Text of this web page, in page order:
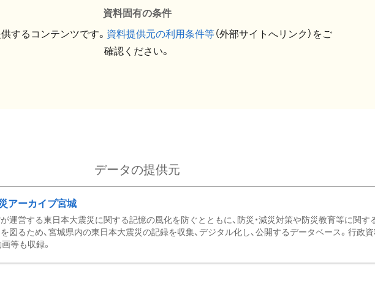
資料固有の条件
するコンテンツです。 資料提供元の利用条件等（外部サイトへリンク）をご
確認ください。
データの提供元
アーカイブ宮城
運営する東日本大震災に関する記憶の風化を防ぐとともに、防災・減災対策や防災教育等に関す
図るため、宮城県内の東日本大震災の記録を収集、デジタル化し、公開するデータベース。行政
等も収録。